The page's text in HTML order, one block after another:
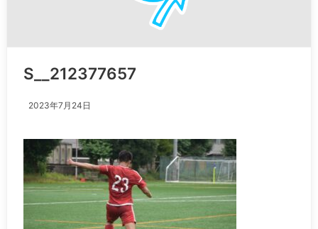
S__212377657
2023年7月24日